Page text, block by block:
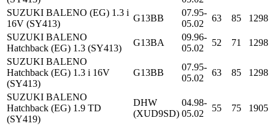
SUZUKI BALENO (EG) 1.3 i
16V (SY413)
G13BB
07.95-
05.02
63 85
1298
SUZUKI BALENO
Hatchback (EG) 1.3 (SY413)
G13BA
09.96-
05.02
52 71
1298
SUZUKI BALENO
Hatchback (EG) 1.3 i 16V
(SY413)
G13BB
07.95-
05.02
63 85 1298
SUZUKI BALENO
Hatchback (EG) 1.9 TD
(SY419)
DHW
(XUD9SD)
04.98-
05.02
55 75 1905